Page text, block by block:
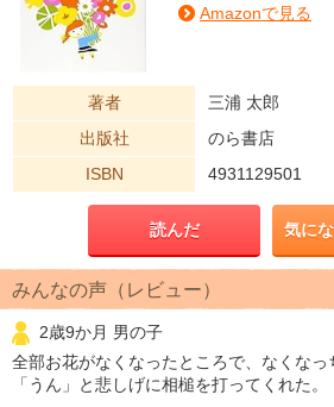
Amazonで見る
著者
三浦 太郎
出版社
のら書店
ISBN
4931129501
読んだ 気に
みんなの声（レビュー）
2歳9か月 男の子
全部お花がなくなったところで、なくなっ
「うん」と悲しげに相槌を打ってくれた。